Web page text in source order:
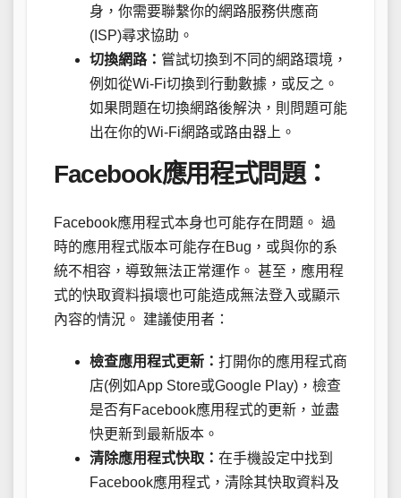
身，你需要聯繫你的網路服務供應商
(ISP)尋求協助。
切換網路： 嘗試切換到不同的網路環境，
例如從Wi-Fi切換到行動數據，或反之。
如果問題在切換網路後解決，則問題可能
出在你的Wi-Fi網路或路由器上。
Facebook應用程式問題：
Facebook應用程式本身也可能存在問題。 過
時的應用程式版本可能存在Bug，或與你的系
統不相容，導致無法正常運作。 甚至，應用程
式的快取資料損壞也可能造成無法登入或顯示
內容的情況。 建議使用者：
檢查應用程式更新： 打開你的應用程式商
店(例如App Store或Google Play)，檢查
是否有Facebook應用程式的更新，並盡
快更新到最新版本。
清除應用程式快取： 在手機設定中找到
Facebook應用程式，清除其快取資料及